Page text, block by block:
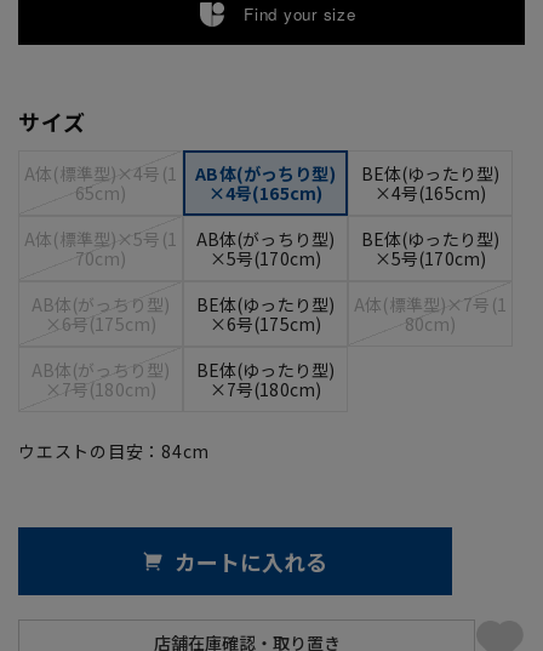
Find your size
サイズ
A体(標準型)×4号(1
65cm)
AB体(がっちり型)
×4号(165cm)
BE体(ゆったり型)
×4号(165cm)
A体(標準型)×5号(1
70cm)
AB体(がっちり型)
×5号(170cm)
BE体(ゆったり型)
×5号(170cm)
AB体(がっちり型)
×6号(175cm)
BE体(ゆったり型)
×6号(175cm)
A体(標準型)×7号(1
80cm)
AB体(がっちり型)
×7号(180cm)
BE体(ゆったり型)
×7号(180cm)
ウエストの目安： 84cm
カートに入れる